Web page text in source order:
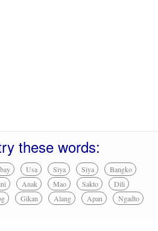
these words:
Usa Siya Siya
Bangko
Anak Mao Sakto
Dili
Gikan Alang Apan
Ngadto